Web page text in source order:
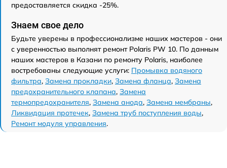
предоставляется скидка -25%.
Знаем свое дело
Будьте уверены в профессионализме наших мастеров - они
с уверенностью выполнят ремонт Polaris PW 10. По данным
наших мастеров в Казани по ремонту Polaris, наиболее
востребованы следующие услуги: Промывка водяного
фильтра, Замена прокладки, Замена фланца, Замена
предохранительного клапана, Замена
термопредохранителя, Замена анода, Замена мембраны,
Ликвидация протечек, Замена труб поступления воды,
Ремонт модуля управления.